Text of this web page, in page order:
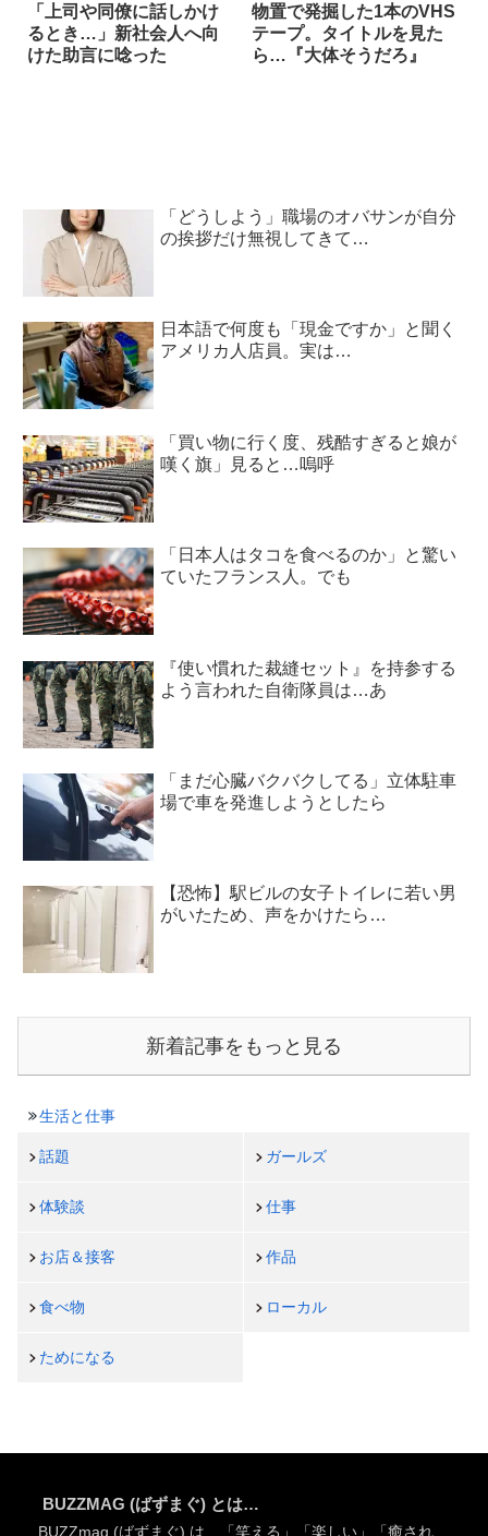
「上司や同僚に話しかけ
るとき…」新社会人へ向
けた助言に唸った
物置で発掘した1本のVHS
テープ。タイトルを見た
ら…『大体そうだろ』
「どうしよう」職場のオバサンが自分
の挨拶だけ無視してきて…
日本語で何度も「現金ですか」と聞く
アメリカ人店員。実は…
「買い物に行く度、残酷すぎると娘が
嘆く旗」見ると…嗚呼
「日本人はタコを食べるのか」と驚い
ていたフランス人。でも
『使い慣れた裁縫セット』を持参する
よう言われた自衛隊員は…あ
「まだ心臓バクバクしてる」立体駐車
場で車を発進しようとしたら
【恐怖】駅ビルの女子トイレに若い男
がいたため、声をかけたら…
新着記事をもっと見る
生活と仕事
話題 ガールズ
体験談 仕事
お店＆接客 作品
食べ物 ローカル
ためになる
BUZZMAG (ばずまぐ) とは…
BUZZmag (ばずまぐ) は、「笑える」「楽しい」「癒され